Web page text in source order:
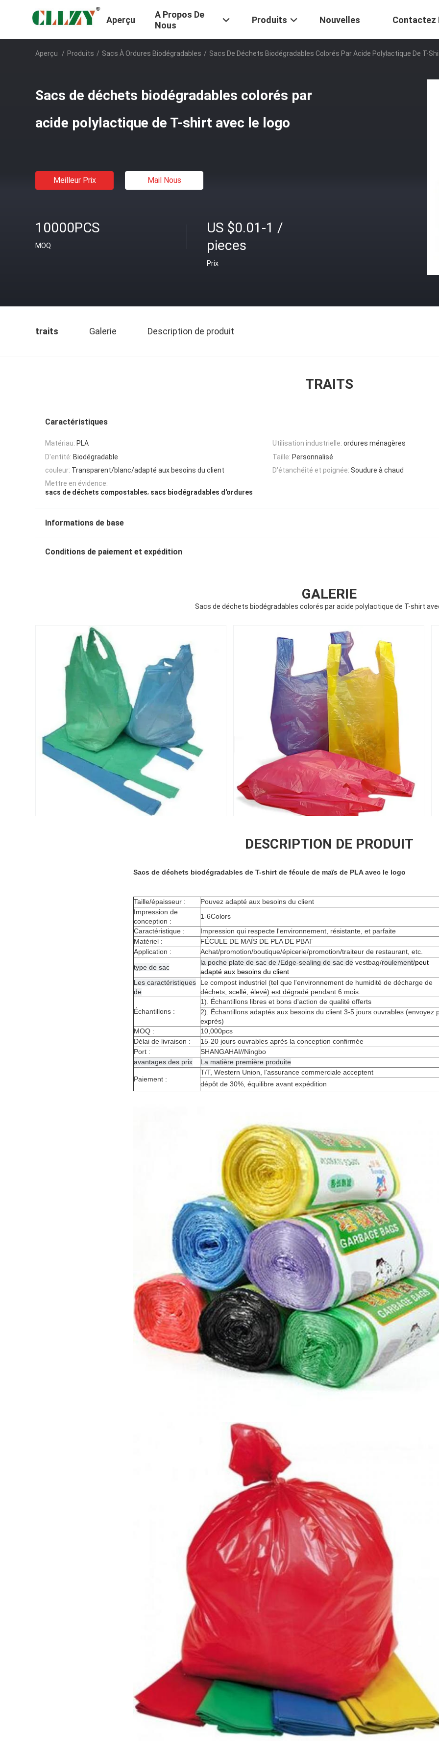
Aperçu
A Propos De
Nous
Produits Nouvelles Contactez
Aperçu / Produits / Sacs À Ordures Biodégradables / Sacs De Déchets Biodégradables Colorés Par Acide Polylactique De T-
Sacs de déchets biodégradables colorés par
acide polylactique de T-shirt avec le logo
Meilleur Prix Mail Nous
10000PCS
MOQ
US $0.01-1 /
pieces
Prix
traits Galerie Description de produit
TRAITS
Caractéristiques
Matériau: PLA Utilisation industrielle: ordures ménagères
D'entité: Biodégradable Taille: Personnalisé
couleur: Transparent/blanc/adapté aux besoins du client D'étanchéité et poignée: Soudure à chaud
Mettre en évidence:
sacs de déchets compostables, sacs biodégradables d'ordures
Informations de base
Conditions de paiement et expédition
GALERIE
Sacs de déchets biodégradables colorés par acide polylactique de T-shirt
DESCRIPTION DE PRODUIT
Sacs de déchets biodégradables de T-shirt de fécule de maïs de PLA avec le logo
Taille/épaisseur :
Pouvez adapté aux besoins du client
Impression de
conception :
1-6Colors
Caractéristique :
Impression qui respecte l'environnement, résistante, et parfaite
Matériel :
FÉCULE DE MAÏS DE PLA DE PBAT
Application :
Achat/promotion/boutique/épicerie/promotion/traiteur de restaurant, etc.
type de sac
la poche plate de sac de /Edge-sealing de sac de vestbag/roulement/peut
adapté aux besoins du client
Les caractéristiques
de
Le compost industriel (tel que l'environnement de humidité de décharge de
déchets, scellé, élevé) est dégradé pendant 6 mois.
Échantillons :
1). Échantillons libres et bons d'action de qualité offerts
2). Échantillons adaptés aux besoins du client 3-5 jours ouvrables (envoyez
exprès)
MOQ :
10,000pcs
Délai de livraison :
15-20 jours ouvrables après la conception confirmée
Port :
SHANGAHAI//Ningbo
avantages des prix
La matière première produite
Paiement :
T/T, Western Union, l'assurance commerciale acceptent
dépôt de 30%, équilibre avant expédition